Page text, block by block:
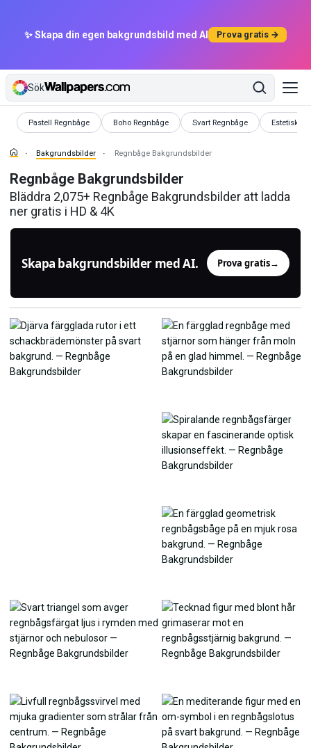
✨ Skapa din egen bakgrundsbild med AI Prova gratis →
Sök
Pastell Regnbåge
Bakgrundsbilder Boho Regnbåge
Bakgrundsbilder Svart Regnbåge
Bakgrundsbilder Estetisk
Bakgrundsbilder Regnbåge Bakgrundsbilder
Regnbåge Bakgrundsbilder
Bläddra 2,075+ Regnbåge Bakgrundsbilder att ladda
ner gratis i HD & 4K
Skapa bakgrundsbilder med AI. Prova gratis→